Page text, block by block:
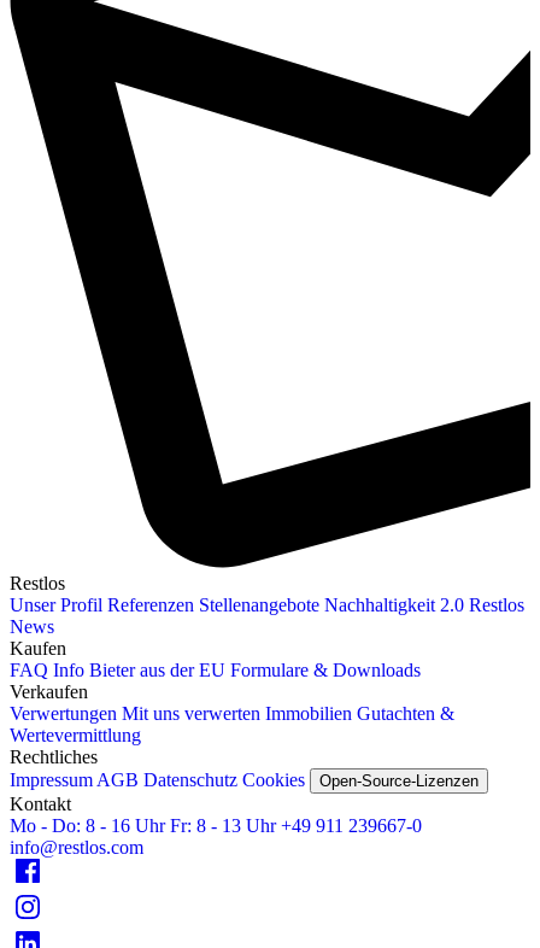
Restlos
Unser Profil Referenzen Stellenangebote Nachhaltigkeit 2.0 Restlos
News
Kaufen
FAQ Info Bieter aus der EU Formulare & Downloads
Verkaufen
Verwertungen Mit uns verwerten Immobilien Gutachten &
Wertevermittlung
Rechtliches
Impressum AGB Datenschutz Cookies Open-Source-Lizenzen
Kontakt
Mo - Do: 8 - 16 UhrFr: 8 - 13 Uhr+49 911 239667‑0
info@restlos.com